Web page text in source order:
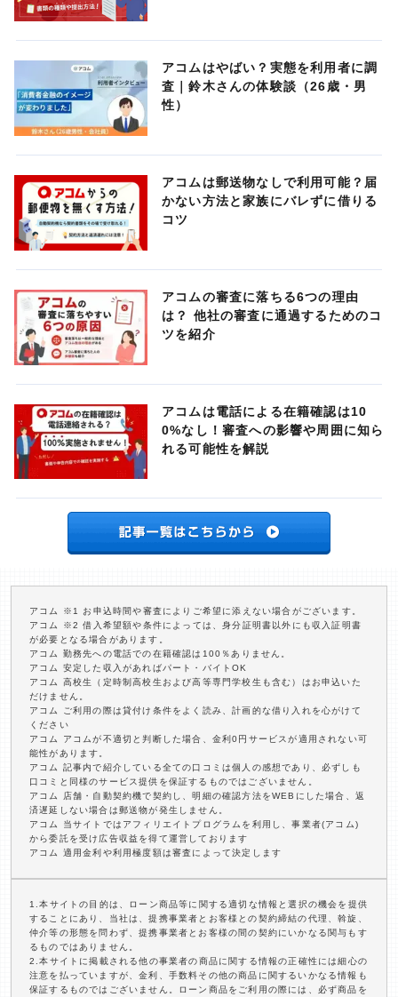
アコムはやばい？実態を利用者に調
査｜鈴木さんの体験談（26歳・男
性）
アコムは郵送物なしで利用可能？届
かない方法と家族にバレずに借りる
コツ
アコムの審査に落ちる6つの理由
は？ 他社の審査に通過するためのコ
ツを紹介
アコムは電話による在籍確認は10
0%なし！審査への影響や周囲に知ら
れる可能性を解説
アコム ※1 お申込時間や審査によりご希望に添えない場合がございます。
アコム ※2 借入希望額や条件によっては、身分証明書以外にも収入証明書
が必要となる場合があります。
アコム 勤務先への電話での在籍確認は100％ありません。
アコム 安定した収入があればパート・バイトOK
アコム 高校生（定時制高校生および高等専門学校生も含む）はお申込いた
だけません。
アコム ご利用の際は貸付け条件をよく読み、計画的な借り入れを心がけて
ください
アコム アコムが不適切と判断した場合、金利0円サービスが適用されない可
能性があります。
アコム 記事内で紹介している全ての口コミは個人の感想であり、必ずしも
口コミと同様のサービス提供を保証するものではございません。
アコム 店舗・自動契約機で契約し、明細の確認方法をWEBにした場合、返
済遅延しない場合は郵送物が発生しません。
アコム 当サイトではアフィリエイトプログラムを利用し、事業者(アコム)
から委託を受け広告収益を得て運営しております
アコム 適用金利や利用極度額は審査によって決定します
1.本サイトの目的は、ローン商品等に関する適切な情報と選択の機会を提供
することにあり、当社は、提携事業者とお客様との契約締結の代理、斡旋、
仲介等の形態を問わず、提携事業者とお客様の間の契約にいかなる関与もす
るものではありません。
2.本サイトに掲載される他の事業者の商品に関する情報の正確性には細心の
注意を払っていますが、金利、手数料その他の商品に関するいかなる情報も
保証するものではございません。ローン商品をご利用の際には、必ず商品を